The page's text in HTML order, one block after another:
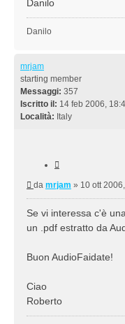
Danilo
Danilo
mrjam
starting member
Messaggi: 357
Iscritto il: 14 feb 2006,
Località: Italy
Messaggio
da mrjam » 10 ott
Se vi interessa c'è
un .pdf estratto da
Buon AudioFaidate!
Ciao
Roberto